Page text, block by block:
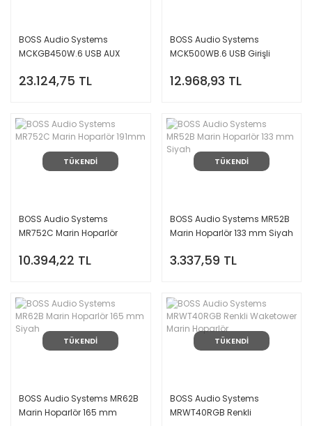
BOSS Audio Systems
MCKGB450W.6 USB AUX
Marin Teyp Seti
23.124,75 TL
BOSS Audio Systems
MCK500WB.6 USB Girişli
Teyp Seti
12.968,93 TL
TÜKENDİ
BOSS Audio Systems
MR752C Marin Hoparlör
10.394,22 TL
TÜKENDİ
BOSS Audio Systems MR52B
Marin Hoparlör 133 mm Siyah
3.337,59 TL
TÜKENDİ
BOSS Audio Systems MR62B
Marin Hoparlör 165 mm
TÜKENDİ
BOSS Audio Systems
MRWT40RGB Renkli